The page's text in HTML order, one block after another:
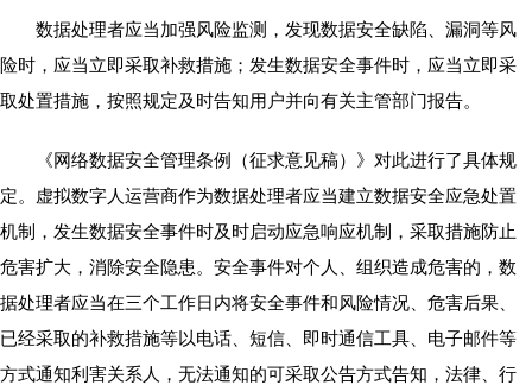
数据处理者应当加强风险监测，发现数据安全缺陷、漏洞等风
险时，应当立即采取补救措施；发生数据安全事件时，应当立即采
取处置措施，按照规定及时告知用户并向有关主管部门报告。
《网络数据安全管理条例（征求意见稿）》对此进行了具体规
定。虚拟数字人运营商作为数据处理者应当建立数据安全应急处置
机制，发生数据安全事件时及时启动应急响应机制，采取措施防止
危害扩大，消除安全隐患。安全事件对个人、组织造成危害的，数
据处理者应当在三个工作日内将安全事件和风险情况、危害后果、
已经采取的补救措施等以电话、短信、即时通信工具、电子邮件等
方式通知利害关系人，无法通知的可采取公告方式告知，法律、行